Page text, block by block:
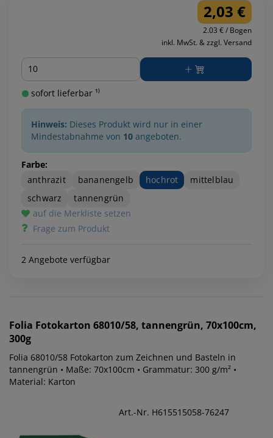
2,03 €
2.03 € / Bogen
inkl. MwSt. & zzgl. Versand
Menge
sofort lieferbar ¹⁾
Hinweis: Dieses Produkt wird nur in einer
Mindestabnahme von 10 angeboten.
Farbe:
anthrazit
bananengelb hochrot
mittelblau
schwarz
tannengrün
auf die Merkliste setzen
Frage zum Produkt
2 Angebote verfügbar
Folia Fotokarton 68010/58, tannengrün, 70x100cm,
300g
Folia 68010/58 Fotokarton zum Zeichnen und Basteln in
tannengrün • Maße: 70x100cm • Grammatur: 300 g/m² •
Material: Karton
Art.-Nr. H615515058-76247